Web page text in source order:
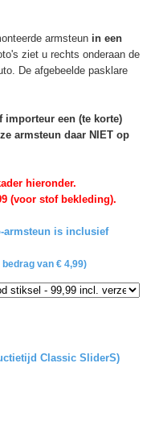
armsteun in een
ziet u rechts onderaan de
De afgebeelde pasklare
importeur een (te korte)
armsteun daar NIET op
hieronder.
(voor stof bekleding).
armsteun is inclusief
van € 4,99)
Classic SliderS)